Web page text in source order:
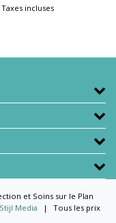
Taxes incluses
et Soins sur le Plan
Media |
Tous les prix